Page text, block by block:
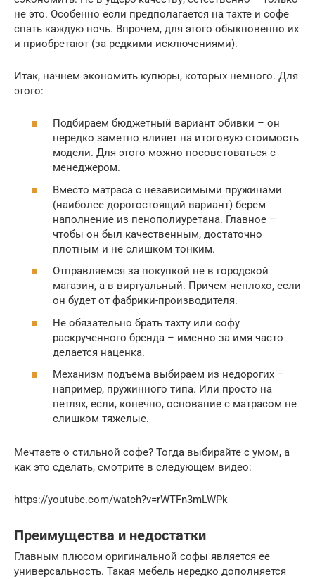
не это. Особенно если предполагается на тахте и софе
спать каждую ночь. Впрочем, для этого обыкновенно их
и приобретают (за редкими исключениями).
Итак, начнем экономить купюры, которых немного. Для
этого:
Подбираем бюджетный вариант обивки – он
нередко заметно влияет на итоговую стоимость
модели. Для этого можно посоветоваться с
менеджером.
Вместо матраса с независимыми пружинами
(наиболее дорогостоящий вариант) берем
наполнение из пенополиуретана. Главное –
чтобы он был качественным, достаточно
плотным и не слишком тонким.
Отправляемся за покупкой не в городской
магазин, а в виртуальный. Причем неплохо, если
он будет от фабрики-производителя.
Не обязательно брать тахту или софу
раскрученного бренда – именно за имя часто
делается наценка.
Механизм подъема выбираем из недорогих –
например, пружинного типа. Или просто на
петлях, если, конечно, основание с матрасом не
слишком тяжелые.
Мечтаете о стильной софе? Тогда выбирайте с умом, а
как это сделать, смотрите в следующем видео:
https://youtube.com/watch?v=rWTFn3mLWPk
Преимущества и недостатки
Главным плюсом оригинальной софы является ее
универсальность. Такая мебель нередко дополняется